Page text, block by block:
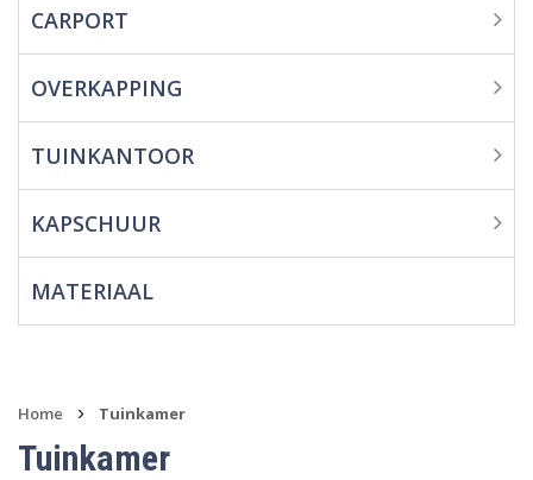
Overkapping
Tuinkantoor
Kapschuur
CARPORT
OVERKAPPING
TUINKANTOOR
KAPSCHUUR
MATERIAAL
Home › Tuinkamer
Tuinkamer